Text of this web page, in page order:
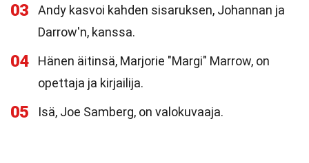
03
Andy kasvoi kahden sisaruksen, Johannan ja
Darrow'n, kanssa.
04
Hänen äitinsä, Marjorie "Margi" Marrow, on
opettaja ja kirjailija.
05 Isä, Joe Samberg, on valokuvaaja.